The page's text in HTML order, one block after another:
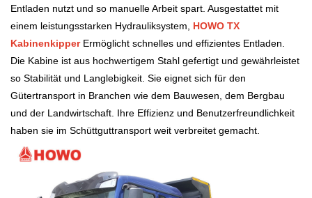
Entladen nutzt und so manuelle Arbeit spart. Ausgestattet mit
einem leistungsstarken Hydrauliksystem, HOWO TX
KabinenkipperErmöglicht schnelles und effizientes Entladen.
Die Kabine ist aus hochwertigem Stahl gefertigt und gewährleistet
so Stabilität und Langlebigkeit. Sie eignet sich für den
Gütertransport in Branchen wie dem Bauwesen, dem Bergbau
und der Landwirtschaft. Ihre Effizienz und Benutzerfreundlichkeit
haben sie im Schüttguttransport weit verbreitet gemacht.